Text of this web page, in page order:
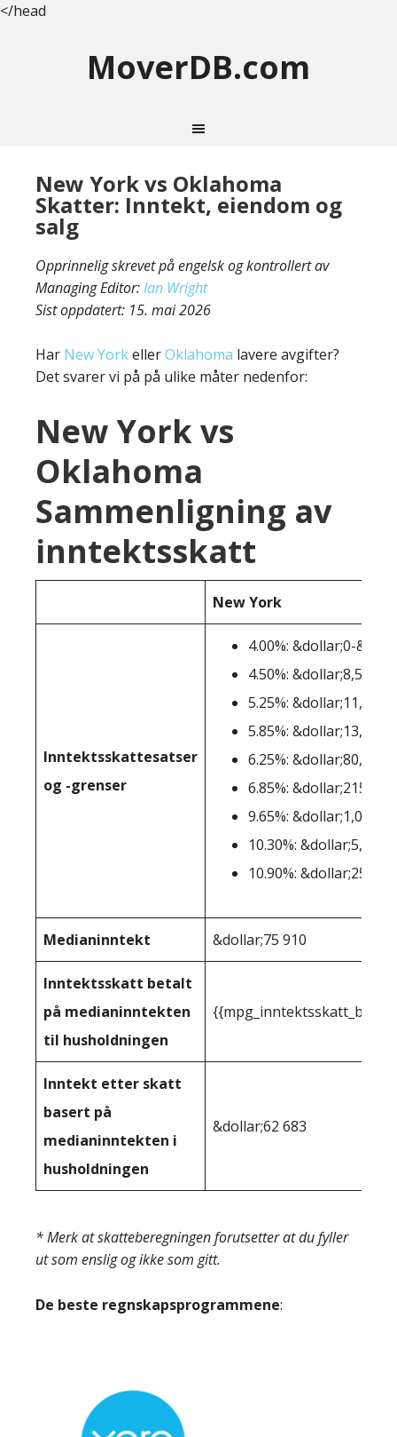
</head
MoverDB.com
New York vs Oklahoma
Skatter: Inntekt, eiendom og
salg
Opprinnelig skrevet på engelsk og kontrollert av
Managing Editor:Ian Wright
Sist oppdatert: 15. mai 2026
Har New YorkellerOklahoma lavere avgifter?
Det svarer vi på på ulike måter nedenfor:
New York vs
Oklahoma
Sammenligning av
inntektsskatt
New York
Inntektsskattesatser
og -grenser
4.00%: &dollar;0-
4.50%: &dollar;8,501-
5.25%:
5.85%:
6.25%:
6.85%:
9.65%:
10.30%:
10.90%:
Medianinntekt &dollar;75 910
Inntektsskatt betalt
på medianinntekten
til husholdningen
Inntekt etter skatt
basert på
medianinntekten i
husholdningen
&dollar;62 683
* Merk at skatteberegningen forutsetter at du fyller
ut som enslig og ikke som gitt.
De beste regnskapsprogrammene: